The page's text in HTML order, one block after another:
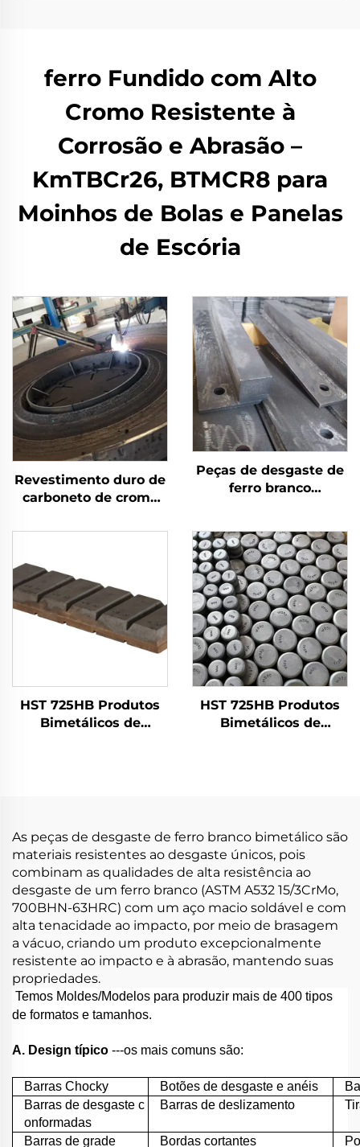
ferro Fundido com Alto
Cromo Resistente à
Corrosão e Abrasão –
KmTBCr26, BTMCR8 para
Moinhos de Bolas e Panelas
de Escória
Revestimento duro de
carboneto de cromo
desgaste na mesa de
Peças de desgaste de
ferro branco
HST 725HB Produtos
Bimetálicos de
HST 725HB Produtos
Bimetálicos de
As peças de desgaste de ferro branco bimetálico são
materiais resistentes ao desgaste únicos, pois
combinam as qualidades de alta resistência ao
desgaste de um ferro branco (ASTM A532 15/3CrMo,
700BHN-63HRC) com um aço macio soldável e com
alta tenacidade ao impacto, por meio de brasagem
a vácuo, criando um produto excepcionalmente
resistente ao impacto e à abrasão, mantendo suas
propriedades.
Temos Moldes/Modelos para produzir mais de 400 tipos
de formatos e tamanhos.
A. Design típico ---os mais comuns são:
Barras Chocky Botões de desgaste e anéis
Barras de desgaste c
onformadas
Barras de deslizamento
Barras de grade Bordas cortantes